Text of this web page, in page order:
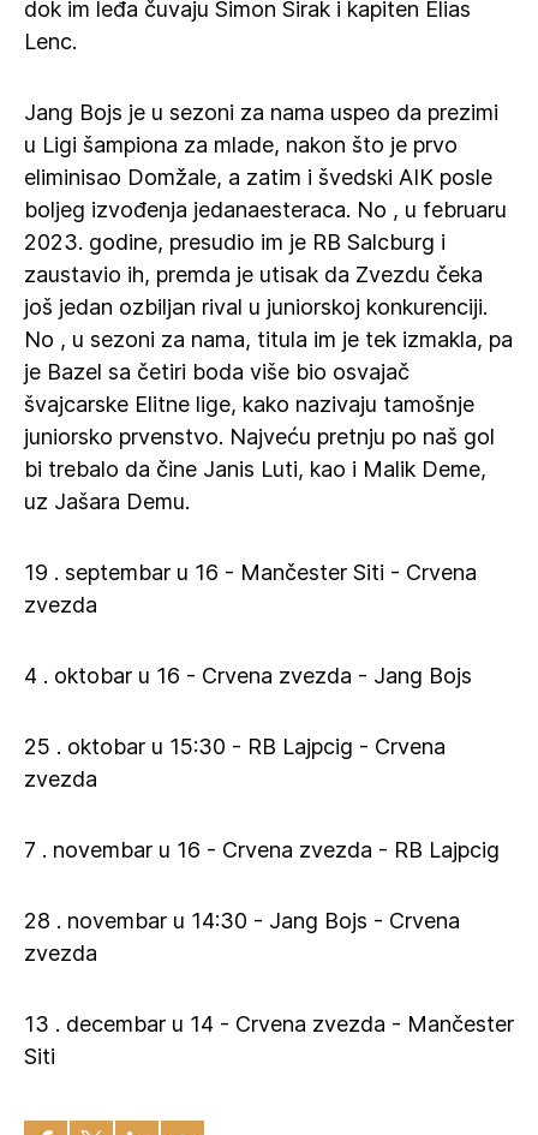
dok im leđa čuvaju Simon Širak i kapiten Elias
Lenc.
Jang Bojs je u sezoni za nama uspeo da prezimi
u Ligi šampiona za mlade, nakon što je prvo
eliminisao Domžale, a zatim i švedski AIK posle
boljeg izvođenja jedanaesteraca. No , u februaru
2023. godine, presudio im je RB Salcburg i
zaustavio ih, premda je utisak da Zvezdu čeka
još jedan ozbiljan rival u juniorskoj konkurenciji.
No , u sezoni za nama, titula im je tek izmakla, pa
je Bazel sa četiri boda više bio osvajač
švajcarske Elitne lige, kako nazivaju tamošnje
juniorsko prvenstvo. Najveću pretnju po naš gol
bi trebalo da čine Janis Luti, kao i Malik Deme,
uz Jašara Demu.
19 . septembar u 16 - Mančester Siti - Crvena
zvezda
4 . oktobar u 16 - Crvena zvezda - Jang Bojs
25 . oktobar u 15:30 - RB Lajpcig - Crvena
zvezda
7 . novembar u 16 - Crvena zvezda - RB Lajpcig
28 . novembar u 14:30 - Jang Bojs - Crvena
zvezda
13 . decembar u 14 - Crvena zvezda - Mančester
Siti